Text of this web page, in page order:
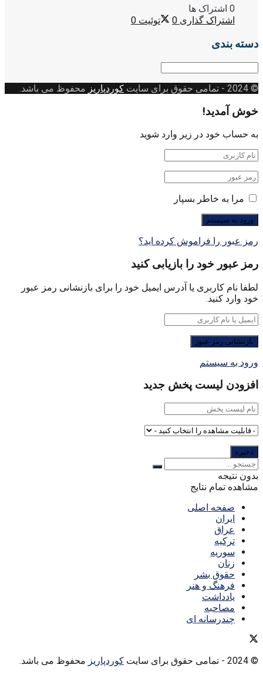
0 اشتراک ها
اشتراک گذاری 0 توئیت 0
دسته بندی
دسته
© 2024
- تمامی حقوق برای سایت کوردپاریز محفوظ می باشد.
خوش آمدید!
به حساب خود در زیر وارد شوید
مرا به خاطر بسپار
رمز عبور را فراموش کرده اید؟
رمز عبور خود را بازیابی کنید
لطفا نام کاربری یا آدرس ایمیل خود را برای بازنشانی رمز عبور
خود وارد کنید.
ورود به سیستم
افزودن لیست پخش جدید
بدون نتیجه
مشاهده تمام نتایج
صفحه اصلی
ایران
عراق
ترکیه
سوریه
زنان
حقوق بشر
فرهنگ و هنر
یادداشت
مصاحبه
چندرسانه ای
© 2024 - تمامی حقوق برای سایت کوردپاریز محفوظ می باشد.